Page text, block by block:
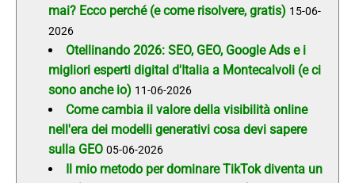
mai? Ecco perché (e come risolvere, gratis) 15-06-
2026
Otellinando 2026: SEO, GEO, Google Ads e i
migliori esperti digital d'Italia a Montecalvoli (e ci
sono anche io) 11-06-2026
Come cambia il valore della visibilità online
nell'era dei modelli generativi cosa devi sapere
sulla GEO 05-06-2026
Il mio metodo per dominare TikTok diventa un